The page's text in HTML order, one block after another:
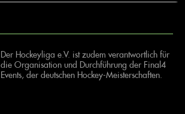
Der Hockeyliga e.V. ist zudem verantwortlich für
die Organisation und Durchführung der Final4
Events, der deutschen Hockey-Meisterschaften.